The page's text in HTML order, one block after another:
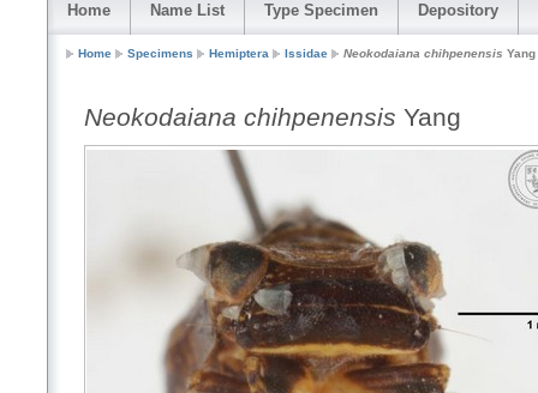
Home Name List Type Specimen Depository
Home Specimens Hemiptera Issidae Neokodaiana chihpenensis Yang
Neokodaiana chihpenensis Yang